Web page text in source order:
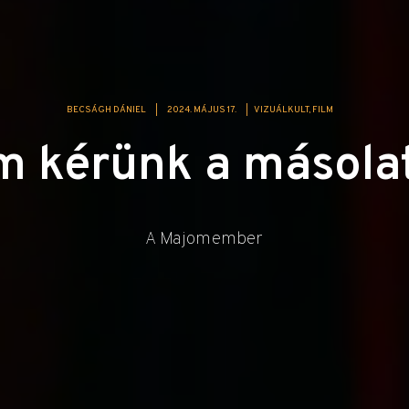
BECSÁGH DÁNIEL 2024. MÁJUS 17. VIZUÁLKULT FILM
kérünk a
A Majomember